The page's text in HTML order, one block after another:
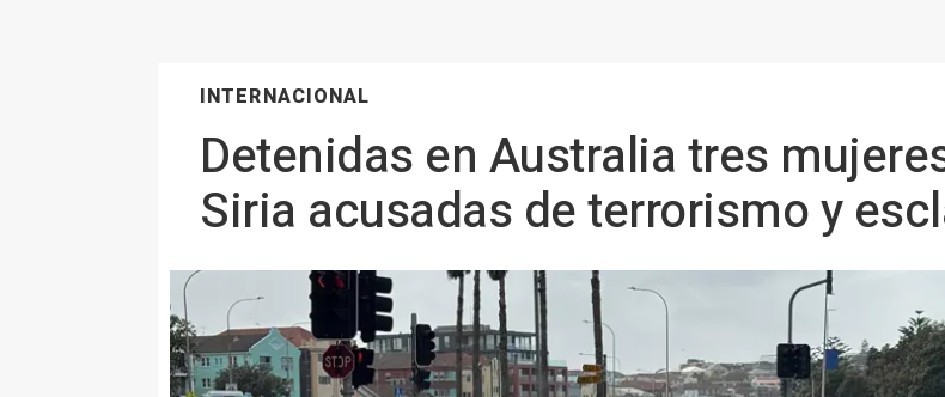
INTERNACIONAL
Detenidas en Australia tres
Siria acusadas de terrorismo y